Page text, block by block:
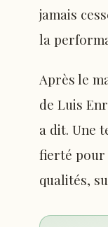
jamais
la
Après le
de Luis
a dit. Une
fierté pour
qualités,